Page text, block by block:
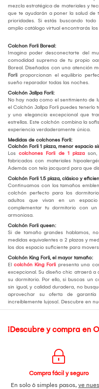
mezcla estratégica de materiales y
que te ayudarán a poner la salud de
prioridades. Si estás buscando todo
amplio catálogo virtual encontrarás
Colchon Forli Boreal:
Imagina poder desconectarte del
comodidad suprema de tu propio
Boreal. Diseñados con una atención
Forli proporcionan el equilibrio
sueño reparador todas las noches.
Colchón Jallpa Forli:
No hay nada como el sentimiento de
el Colchón Jallpa Forli puedes tenerlo
y una elegancia excepcional que
estrellas. Este colchón combina la
experiencia verdaderamente única.
Medidas de colchones Forli:
Colchón Forli 1 plaza, menor espacio
Los colchones Forli de 1 plaza
fabricados con materiales
Además con tela jacquard para que
Colchón Forli 1.5 plaza, clásico y
Continuamos con los tamaños
colchón perfecto para los
adultos que vivan en un
complementar tu dormitorio con un
armoniosa.
Colchón Forli queen:
Si de tamaño grandes hablamos,
medidas equivalentes a 2 plazas y
los dos espacio suficiente para
Colchón King Forli, el mayor tamaño:
El colchón King Forlipresenta una
excepcional. Su diseño chic atraerá a
su dormitorio. Por ello, si buscas un
sin igual, y calidad duradera, no
aprovechar su oferta de
increíblemente lujosa!. Descubre en
¡Descubre y compra en
Compra fácil y seguro
En solo 6 simples pasos, ve